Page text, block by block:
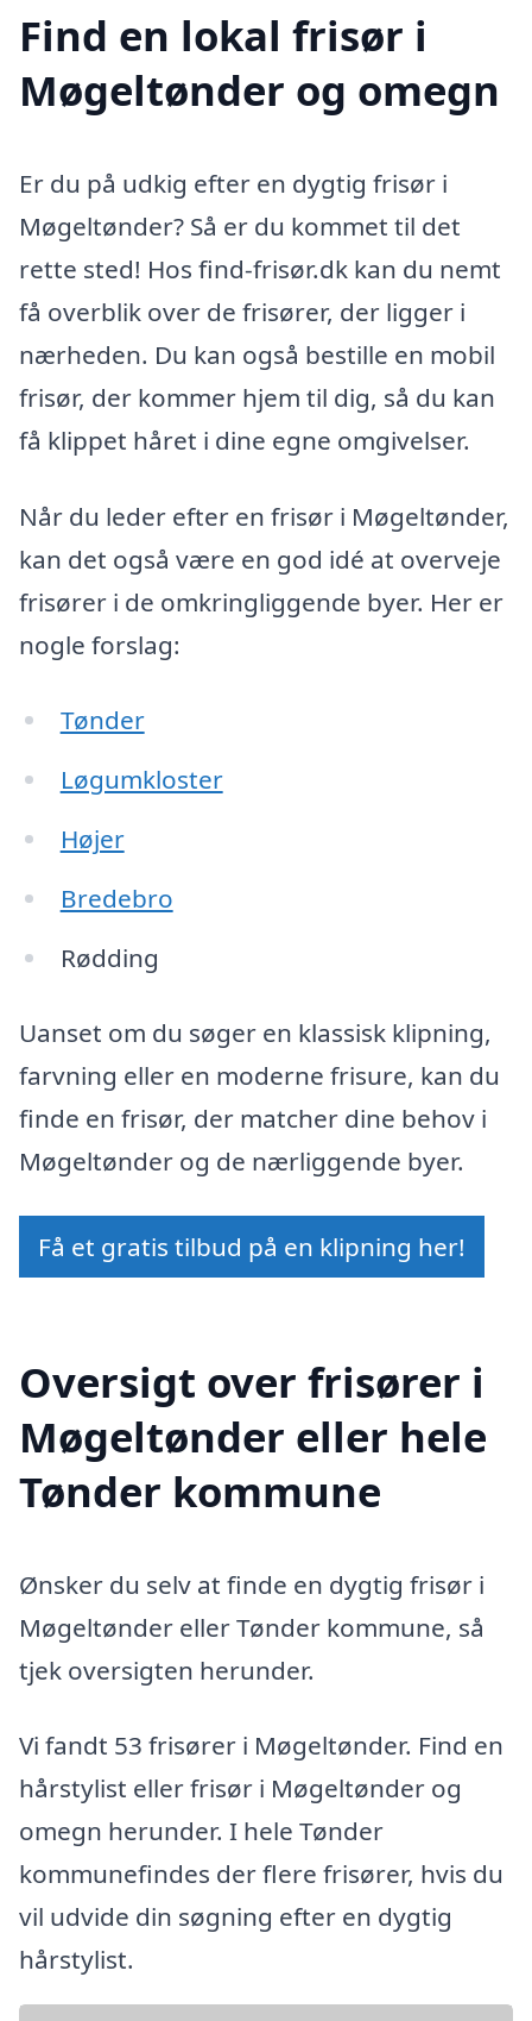
Find en lokal frisør i
Møgeltønder og omegn
Er du på udkig efter en dygtig frisør i
Møgeltønder? Så er du kommet til det
rette sted! Hos find-frisør.dk kan du nemt
få overblik over de frisører, der ligger i
nærheden. Du kan også bestille en mobil
frisør, der kommer hjem til dig, så du kan
få klippet håret i dine egne omgivelser.
Når du leder efter en frisør i Møgeltønder,
kan det også være en god idé at overveje
frisører i de omkringliggende byer. Her er
nogle forslag:
Tønder
Løgumkloster
Højer
Bredebro
Rødding
Uanset om du søger en klassisk klipning,
farvning eller en moderne frisure, kan du
finde en frisør, der matcher dine behov i
Møgeltønder og de nærliggende byer.
Få et gratis tilbud på en klipning her!
Oversigt over frisører i
Møgeltønder eller hele
Tønder kommune
Ønsker du selv at finde en dygtig frisør i
Møgeltønder eller Tønder kommune, så
tjek oversigten herunder.
Vi fandt 53 frisører i Møgeltønder. Find en
hårstylist eller frisør i Møgeltønder og
omegn herunder. I hele Tønder
kommunefindes der flere frisører, hvis du
vil udvide din søgning efter en dygtig
hårstylist.